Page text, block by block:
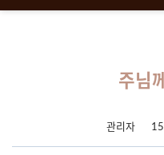
주님
관리자